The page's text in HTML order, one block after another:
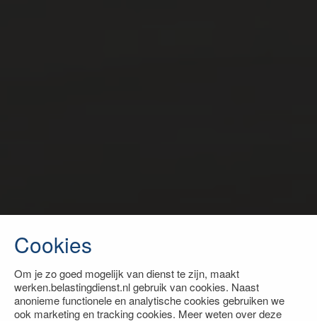
Cookies
Om je zo goed mogelijk van dienst te zijn, maakt
werken.belastingdienst.nl gebruik van cookies. Naast
anonieme functionele en analytische cookies gebruiken we
ook marketing en tracking cookies. Meer weten over deze